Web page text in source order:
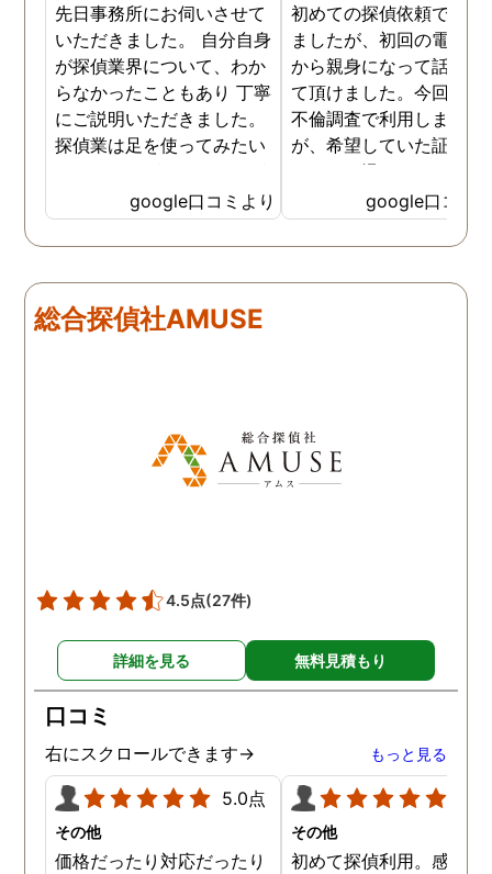
先日事務所にお伺いさせて
いただきました。 自分自身
が探偵業界について、わか
らなかったこともあり 丁寧
にご説明いただきました。
探偵業は足を使ってみたい
SNSなどの知識も豊富で、
色んな視点から対応されて
います。 他の口コミにもあ
金が安く明確で親身になっ
て対応いただける探偵さん
google口コミより
初めての探偵依頼で緊張
ましたが、初回の電話相
から親身になって話を聞
て頂けました。今回、夫
不倫調査で利用しました
が、希望していた証拠を
っかりと撮ってもらうこ
が出来ました。調査中も
動きがある度に細かく報
してくださり、安心しま
読めない中、柔軟に対応
す。
google口コミ
総合探偵社AMUSE
4.5点(27件)
詳細を見る 無料見積もり
口コミ
右にスクロールできます→ もっと見る
5.0点
その他
価格だったり対応だったり
その他
初めて探偵利用。感想を